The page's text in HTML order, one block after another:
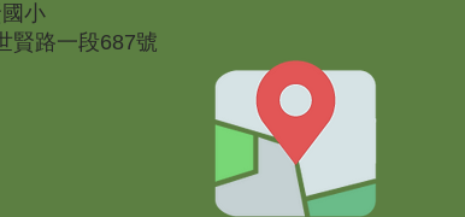
小
賢路一段687號